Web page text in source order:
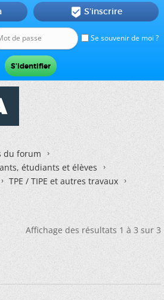
Se souvenir de moi ?
 S'inscrire
du forum
étudiants et élèves
TPE / TIPE et autres travaux
Affichage des résultats 1 à 3 sur 3